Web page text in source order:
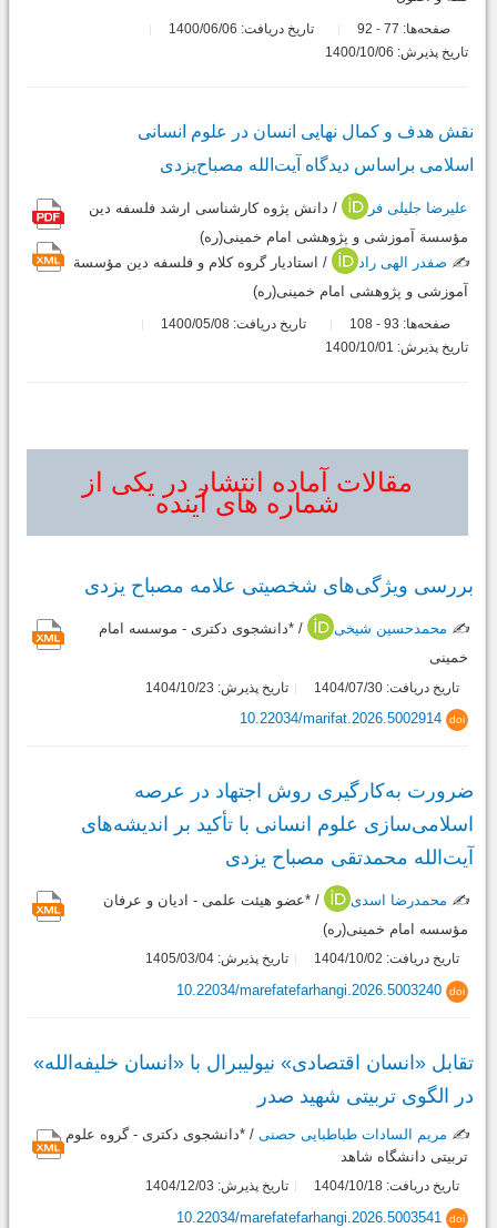
صفحه‌ها: 77
-
تاریخ دریافت: 1400/06/06
تاریخ پذیرش: 1400/10/06
نقش هدف و کمال نهایی انسان در علوم انسانی
اسلامی براساس دیدگاه آیت‌الله مصباح‌یزدی
علیرضا جلیلی فر
/ دانش پژوه کارشناسی ارشد فلسفه دین
مؤسسة آموزشی و پژوهشی امام خمینی(ره)
✍️ صفدر الهی راد
/ استادیار گروه کلام و فلسفه دین مؤسسة
آموزشی و پژوهشی امام خمینی(ره)
صفحه‌ها: 93
-
تاریخ دریافت: 1400/05/08
تاریخ پذیرش: 1400/10/01
مقالات آماده انتشار در یکی از
شماره های آینده
بررسی ویژگی‌های شخصیتی علامه مصباح یزدی
✍️ محمدحسین شیخی
/ *دانشجوی دکتری - موسسه امام
خمینی
تاریخ دریافت: 1404/07/30 تاریخ پذیرش: 1404/10/23
doi
10.22034/marifat.2026.5002914
ضرورت به‌کارگیری روش اجتهاد در عرصه
اسلامی‌سازی علوم انسانی با تأکید بر اندیشه‌های
آیت‌الله محمدتقی مصباح یزدی
✍️ محمدرضا اسدی
/ *عضو هیئت علمی - ادیان و عرفان
مؤسسه امام خمینی(ره)
تاریخ دریافت: 1404/10/02 تاریخ پذیرش: 1405/03/04
doi
10.22034/marefatefarhangi.2026.5003240
تقابل «انسان اقتصادی» نیولیبرال با «انسان خلیفه‌الله»
در الگوی تربیتی شهید صدر
✍️ مریم السادات طباطبایی حصنی / *دانشجوی دکتری - گروه علوم
تربیتی دانشگاه شاهد
تاریخ دریافت: 1404/10/18 تاریخ پذیرش: 1404/12/03
doi
10.22034/marefatefarhangi.2026.5003541